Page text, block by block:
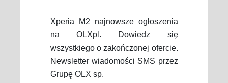
Xperia M2 najnowsze ogłoszenia
na OLXpl. Dowiedz się
wszystkiego o zakończonej ofercie.
Newsletter wiadomości SMS przez
Grupę OLX sp.